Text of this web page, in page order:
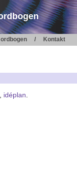
Kontakt
idéplan